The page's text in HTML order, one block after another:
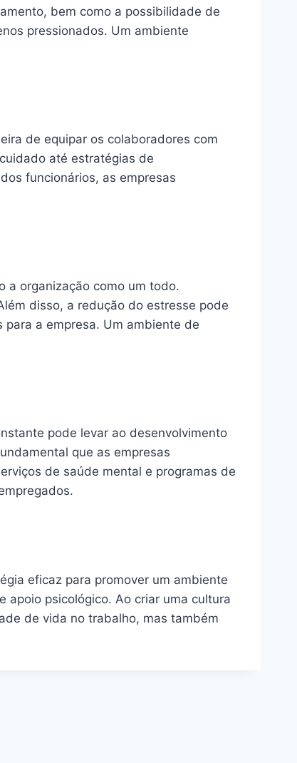
bem como a possibilidade de
pressionados. Um ambiente
de equipar os colaboradores com
até estratégias de
funcionários, as empresas
a organização como um todo.
disso, a redução do estresse pode
a empresa. Um ambiente de
pode levar ao desenvolvimento
que as empresas
de saúde mental e programas de
eficaz para promover um ambiente
psicológico. Ao criar uma cultura
de vida no trabalho, mas também